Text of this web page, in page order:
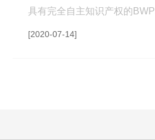
具有完全自主知识产权的
[2020-07-14]